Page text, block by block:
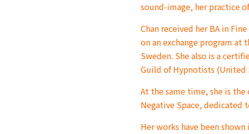
sound-image, her practice
Chan received her BA in
on an exchange program
Sweden. She also is a
Guild of Hypnotists (United
At the same time, she is
Negative Space, dedicated
Her works have been